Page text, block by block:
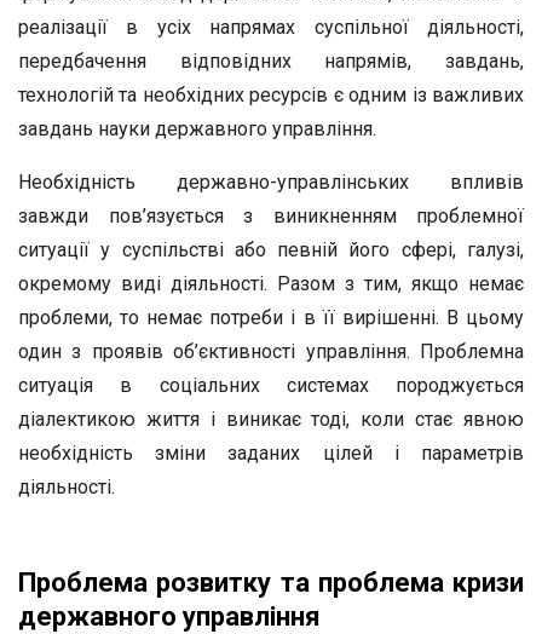
реалізації в усіх напрямах суспільної діяльності,
передбачення відповідних напрямів, завдань,
технологій та необхідних ресурсів є одним із важливих
завдань науки державного управління.
Необхідність державно-управлінських впливів
завжди пов’язується з виникненням проблемної
ситуації у суспільстві або певній його сфері, галузі,
окремому виді діяльності. Разом з тим, якщо немає
проблеми, то немає потреби і в її вирішенні. В цьому
один з проявів об’єктивності управління. Проблемна
ситуація в соціальних системах породжується
діалектикою життя і виникає тоді, коли стає явною
необхідність зміни заданих цілей і параметрів
діяльності.
Проблема розвитку та проблема кризи
державного управління